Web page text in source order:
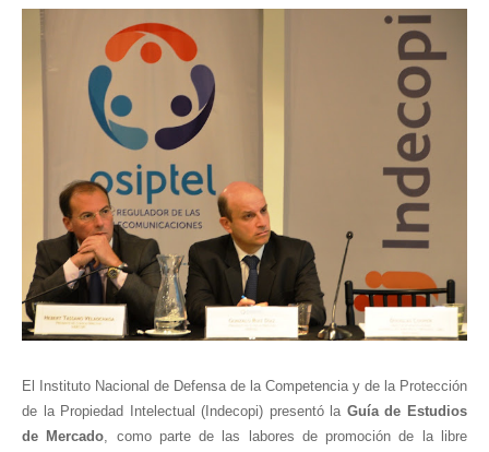
El Instituto Nacional de Defensa de la Competencia y de la Protección
de la Propiedad Intelectual (Indecopi) presentó la Guía de Estudios
de Mercado, como parte de las labores de promoción de la libre